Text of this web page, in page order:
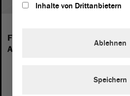
Folgende Fraktionen sind im
Anhalt vertreten:
Inhalte von Drittanbietern
Ablehnen
Speichern